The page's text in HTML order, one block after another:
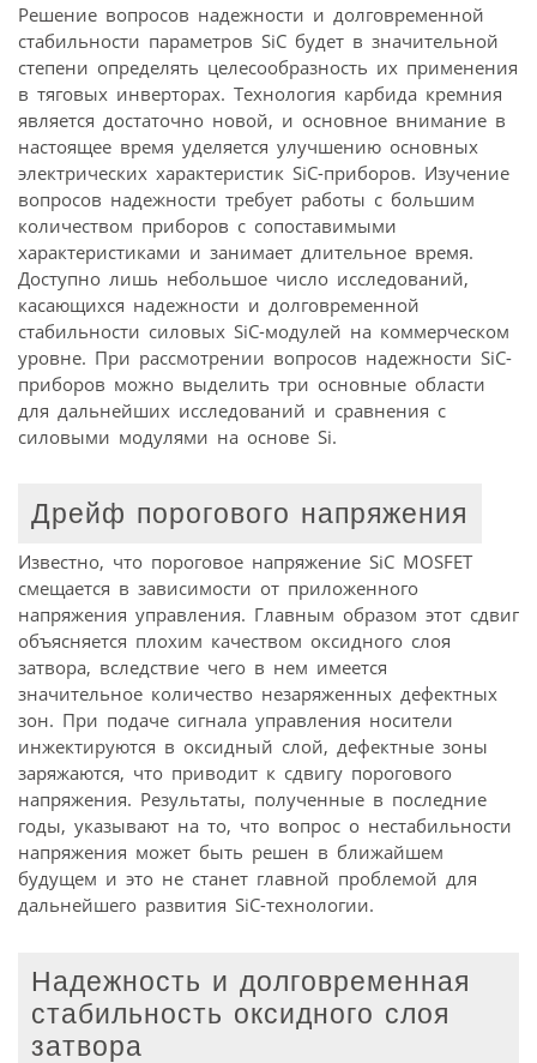
Решение вопросов надежности и долговременной
стабильности параметров SiC будет в значительной
степени определять целесообразность их применения
в тяговых инверторах. Технология карбида кремния
является достаточно новой, и основное внимание в
настоящее время уделяется улучшению основных
электрических характеристик SiC-приборов. Изучение
вопросов надежности требует работы с большим
количеством приборов с сопоставимыми
характеристиками и занимает длительное время.
Доступно лишь небольшое число исследований,
касающихся надежности и долговременной
стабильности силовых SiC-модулей на коммерческом
уровне. При рассмотрении вопросов надежности SiC-
приборов можно выделить три основные области
для дальнейших исследований и сравнения с
силовыми модулями на основе Si.
Дрейф порогового напряжения
Известно, что пороговое напряжение SiC MOSFET
смещается в зависимости от приложенного
напряжения управления. Главным образом этот сдвиг
объясняется плохим качеством оксидного слоя
затвора, вследствие чего в нем имеется
значительное количество незаряженных дефектных
зон. При подаче сигнала управления носители
инжектируются в оксидный слой, дефектные зоны
заряжаются, что приводит к сдвигу порогового
напряжения. Результаты, полученные в последние
годы, указывают на то, что вопрос о нестабильности
напряжения может быть решен в ближайшем
будущем и это не станет главной проблемой для
дальнейшего развития SiC-технологии.
Надежность и долговременная
стабильность оксидного слоя
затвора